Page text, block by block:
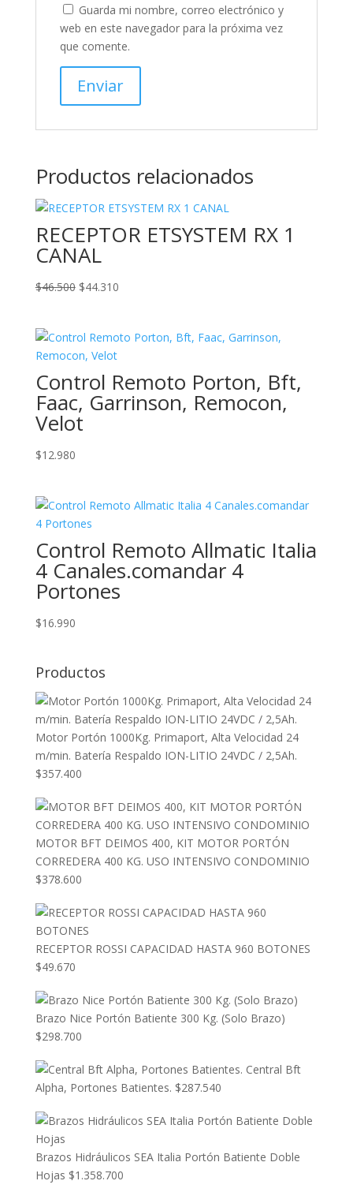
Guarda mi nombre, correo electrónico y
web en este navegador para la próxima vez
que comente.
Productos relacionados
RECEPTOR ETSYSTEM RX 1
CANAL
$46.500 El
era:
$46.500.
$44.310El
es:
Control Remoto Porton, Bft,
Faac, Garrinson, Remocon,
Velot
$12.980
Control Remoto Allmatic Italia
4 Canales.comandar 4
Portones
$16.990
Productos
Motor Portón 1000Kg. Primaport, Alta Velocidad 24
m/min. Batería Respaldo ION-LITIO 24VDC / 2,5Ah.
$357.400
MOTOR BFT DEIMOS 400, KIT MOTOR PORTÓN
CORREDERA 400 KG. USO INTENSIVO CONDOMINIO
$378.600
RECEPTOR ROSSI CAPACIDAD HASTA 960 BOTONES
$49.670
Brazo Nice Portón Batiente 300 Kg. (Solo Brazo)
$298.700
Central Bft
Alpha, Portones Batientes. $287.540
Brazos Hidráulicos SEA Italia Portón Batiente Doble
Hojas $1.358.700